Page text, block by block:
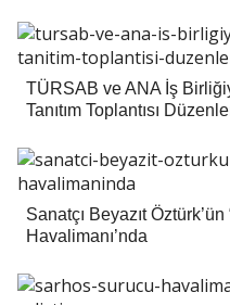
TÜRSAB ve ANA İş
Tanıtım Toplantısı
Sanatçı Beyazıt
Havalimanı’nda